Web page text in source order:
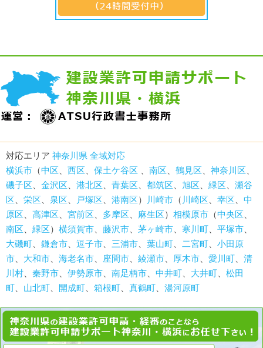
対応エリア 神奈川県 全域対応
横浜市 （中区 西区 保土ケ谷区 南区 鶴見区 神奈川区
磯子区
金沢区 港北区 青葉区 都筑区 旭区 緑区
瀬谷
区
栄区 泉区 戸塚区 港南区） 川崎市 （ 川崎区 幸区
中
原区
高津区 宮前区 多摩区 麻生区） 相模原市 （中央区
南区
緑区） 横須賀市 藤沢市 茅ヶ崎市 寒川町 平塚市
大磯町
鎌倉市 逗子市 三浦市 葉山町 二宮町
小田原
市
大和市 海老名市 座間市 綾瀬市 厚木市 愛川町
清
川村
秦野市 伊勢原市 南足柄市 中井町 大井町
松田
町
山北町 開成町 箱根町 真鶴町 湯河原町